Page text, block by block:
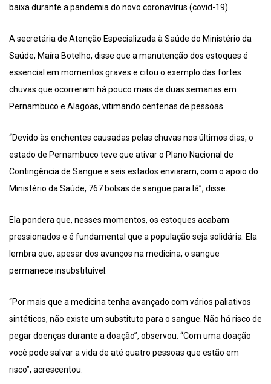
baixa durante a pandemia do novo coronavírus (covid-19).
A secretária de Atenção Especializada à Saúde do Ministério da
Saúde, Maíra Botelho, disse que a manutenção dos estoques é
essencial em momentos graves e citou o exemplo das fortes
chuvas que ocorreram há pouco mais de duas semanas em
Pernambuco e Alagoas, vitimando centenas de pessoas.
“Devido às enchentes causadas pelas chuvas nos últimos dias, o
estado de Pernambuco teve que ativar o Plano Nacional de
Contingência de Sangue e seis estados enviaram, com o apoio do
Ministério da Saúde, 767 bolsas de sangue para lá”, disse.
Ela pondera que, nesses momentos, os estoques acabam
pressionados e é fundamental que a população seja solidária. Ela
lembra que, apesar dos avanços na medicina, o sangue
permanece insubstituível.
“Por mais que a medicina tenha avançado com vários paliativos
sintéticos, não existe um substituto para o sangue. Não há risco de
pegar doenças durante a doação”, observou. “Com uma doação
você pode salvar a vida de até quatro pessoas que estão em
risco”, acrescentou.